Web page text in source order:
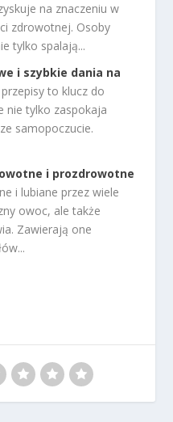
na znaczeniu w
zdrowotnej. Osoby
tylko spalają...
i szybkie dania na
to klucz do
nie tylko zaspokaja
samopoczucie.
i prozdrowotne
i lubiane przez wiele
owoc, ale także
Zawierają one